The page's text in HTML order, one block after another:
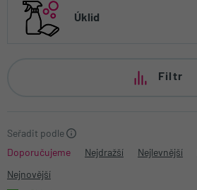
Úklid
Filtr
Seřadit podle
Doporučujeme
Nejdražší Nejlevnější
Nejnovější